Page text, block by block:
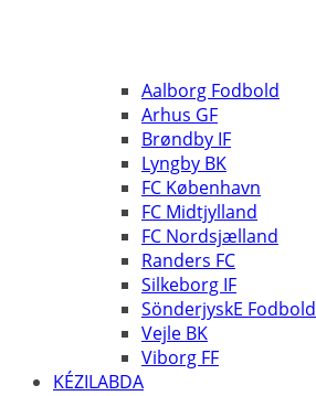
Aalborg Fodbold
Arhus GF
Brøndby IF
Lyngby BK
FC København
FC Midtjylland
FC Nordsjælland
Randers FC
Silkeborg IF
SönderjyskE Fodbold
Vejle BK
Viborg FF
KÉZILABDA